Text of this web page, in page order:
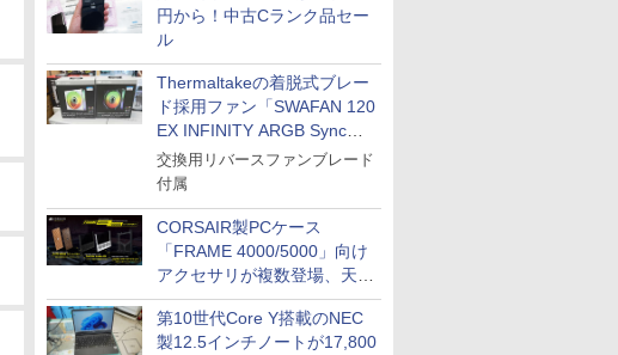
円から！中古Cランク品セー
ル
Thermaltakeの着脱式ブレー
ド採用ファン「SWAFAN 120
EX INFINITY ARGB Sync」
に単品パッケージ
交換用リバースファンブレード
付属
CORSAIR製PCケース
「FRAME 4000/5000」向け
アクセサリが複数登場、天然
木製パネルや背面コネクタ対
応トレイなど
第10世代Core Y搭載のNEC
製12.5インチノートが17,800